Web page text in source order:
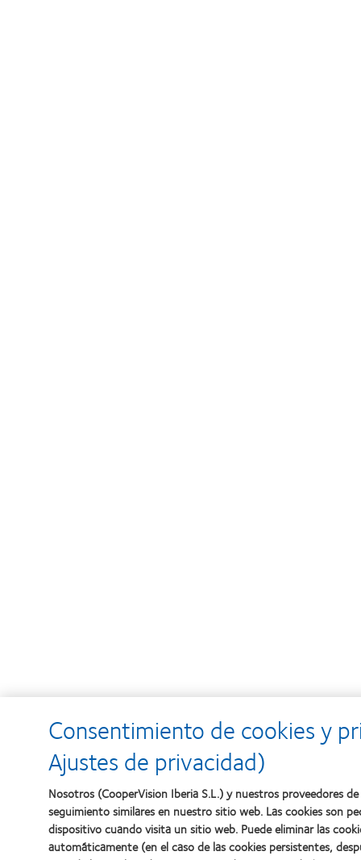
Consentimiento de cookies y
Ajustes de privacidad)
Nosotros (CooperVision Iberia S.L.) y nuestros proveedores
seguimiento similares en nuestro sitio web. Las cookies son
dispositivo cuando visita un sitio web. Puede eliminar las
automáticamente (en el caso de las cookies persistentes,